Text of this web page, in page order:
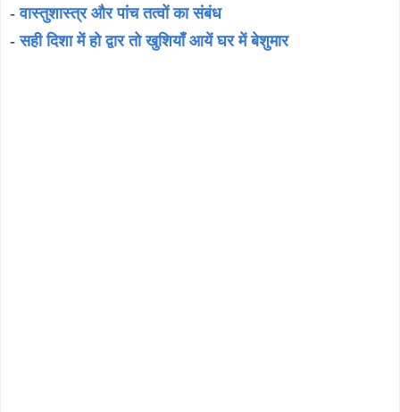
-वास्तुशास्त्र और पांच तत्वों का संबंध
-सही दिशा में हो द्वार तो खुशियाँ आयें घर में बेशुमार